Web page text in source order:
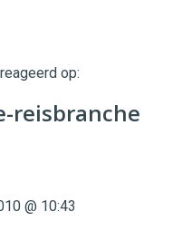
op:
reisbranche
@ 10:43